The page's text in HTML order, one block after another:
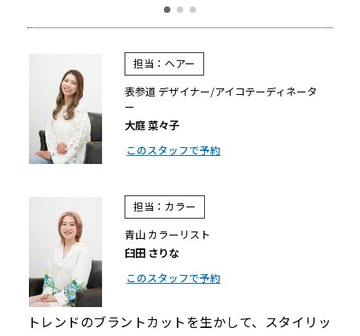
担当：ヘアー
表参道 デザイナー/アイコテーディネータ
ー
大庭 菜々子
このスタッフで予約
担当：カラー
青山 カラーリスト
臼田 さりな
このスタッフで予約
トレンドのブラントカットを生かして、スタイリッ